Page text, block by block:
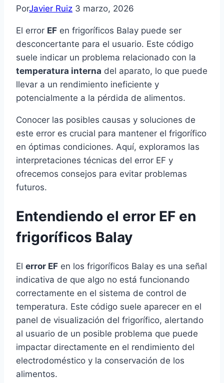
PorJavier Ruiz 3 marzo, 2026
El error EF en frigoríficos Balay puede ser
desconcertante para el usuario. Este código
suele indicar un problema relacionado con la
temperatura interna del aparato, lo que puede
llevar a un rendimiento ineficiente y
potencialmente a la pérdida de alimentos.
Conocer las posibles causas y soluciones de
este error es crucial para mantener el frigorífico
en óptimas condiciones. Aquí, exploramos las
interpretaciones técnicas del error EF y
ofrecemos consejos para evitar problemas
futuros.
Entendiendo el error EF en
frigoríficos Balay
El error EF en los frigoríficos Balay es una señal
indicativa de que algo no está funcionando
correctamente en el sistema de control de
temperatura. Este código suele aparecer en el
panel de visualización del frigorífico, alertando
al usuario de un posible problema que puede
impactar directamente en el rendimiento del
electrodoméstico y la conservación de los
alimentos.